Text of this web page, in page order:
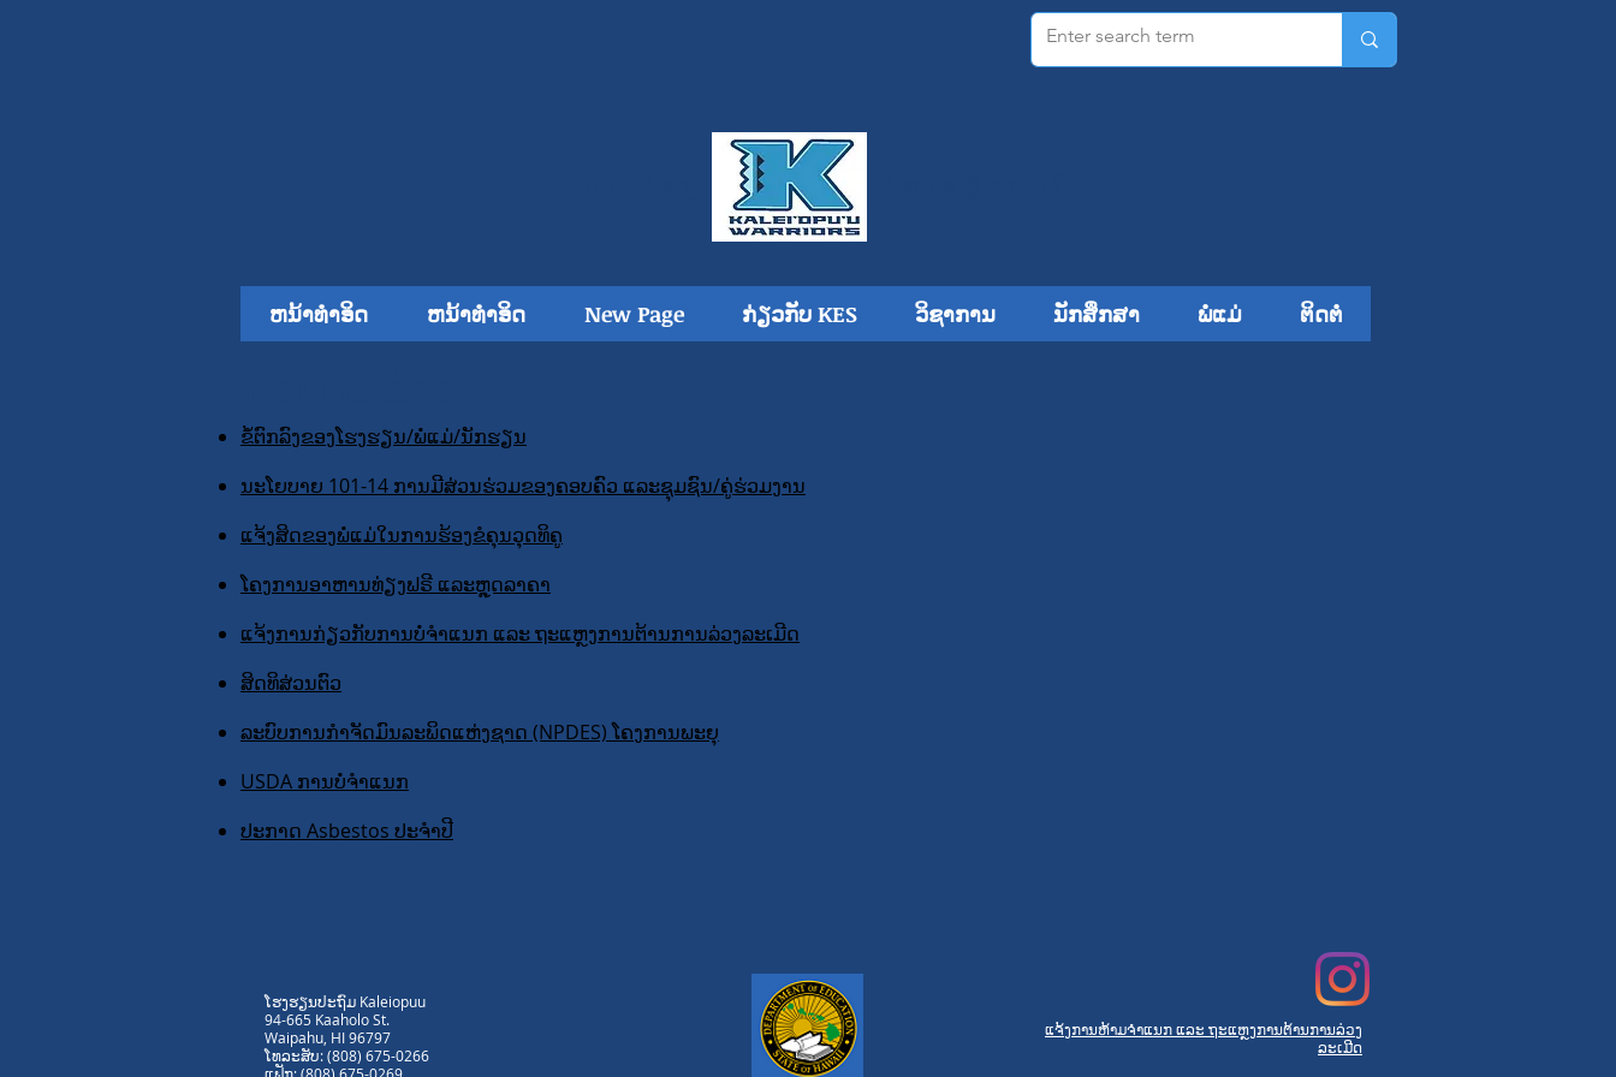
ຫນ້າທໍາອິດ ຫນ້າທໍາອິດ New Page ກ່ຽວກັບ KES ວິຊາການ ນັກສຶກສາ ພໍ່ແມ່ ຕິດຕໍ່
ຂໍ້ຕົກລົງຂອງໂຮງຮຽນ/ພໍ່ແມ່/ນັກຮຽນ
ນະໂຍບາຍ 101-14 ການມີສ່ວນຮ່ວມຂອງຄອບຄົວ ແລະຊຸມຊົນ/ຄູ່ຮ່ວມງານ
ແຈ້ງສິດຂອງພໍ່ແມ່ໃນການຮ້ອງຂໍຄຸນວຸດທິຄູ
ໂຄງການອາຫານທ່ຽງຟຣີ ແລະຫຼຸດລາຄາ
ແຈ້ງການກ່ຽວກັບການບໍ່ຈຳແນກ ແລະ ຖະແຫຼງການຕ້ານການລ່ວງລະເມີດ
ສິດທິສ່ວນຕົວ
ລະບົບການກໍາຈັດມົນລະພິດແຫ່ງຊາດ (NPDES) ໂຄງການພະຍຸ
USDA ການບໍ່ຈຳແນກ
ປະກາດ Asbestos ປະຈໍາປີ
ໂຮງຮຽນປະຖົມ Kaleiopuu
94-665 Kaaholo St.
Waipahu, HI 96797
ໂທລະສັບ: (808) 675-0266
ແຈ້ງການຫ້າມຈຳແນກ ແລະ ຖະແຫຼງການຕ້ານການລ່ວງ
ລະເມີດ